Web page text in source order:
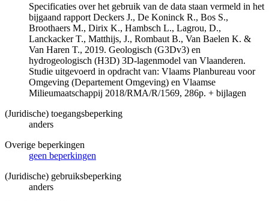
Specificaties over het gebruik van de data staan vermeld in het
bijgaand rapport Deckers J., De Koninck R., Bos S.,
Broothaers M., Dirix K., Hambsch L., Lagrou, D.,
Lanckacker T., Matthijs, J., Rombaut B., Van Baelen K. &
Van Haren T., 2019. Geologisch (G3Dv3) en
hydrogeologisch (H3D) 3D-lagenmodel van Vlaanderen.
Studie uitgevoerd in opdracht van: Vlaams Planbureau voor
Omgeving (Departement Omgeving) en Vlaamse
Milieumaatschappij 2018/RMA/R/1569, 286p. + bijlagen
(Juridische) toegangsbeperking
anders
Overige beperkingen
geen beperkingen
(Juridische) gebruiksbeperking
anders